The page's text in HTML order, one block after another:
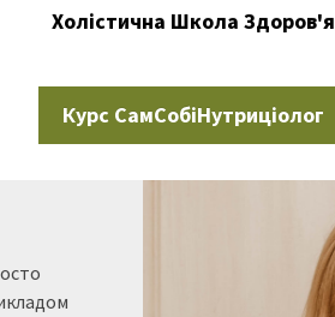
Холістична Школа Здоров'я
Курс СамСобіНутриціолог